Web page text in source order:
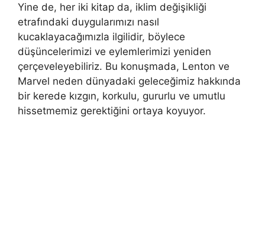
Yine de, her iki kitap da, iklim değişikliği
etrafındaki duygularımızı nasıl
kucaklayacağımızla ilgilidir, böylece
düşüncelerimizi ve eylemlerimizi yeniden
çerçeveleyebiliriz. Bu konuşmada, Lenton ve
Marvel neden dünyadaki geleceğimiz hakkında
bir kerede kızgın, korkulu, gururlu ve umutlu
hissetmemiz gerektiğini ortaya koyuyor.